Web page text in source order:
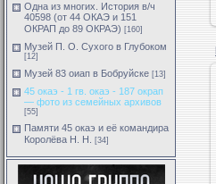
Одна из многих. История в/ч
40598 (от 44 ОКАЭ и 151
ОКРАП до 89 ОКРАЭ) [160]
Музей П. О. Сухого в Глубоком
[12]
Музей 83 оиап в Бобруйске [13]
45 окаэ - 1 гв. окаэ - 187 окрап
— фото из семейных архивов
[55]
Памяти 45 окаэ и её командира
Королёва Н. Н.
[34]